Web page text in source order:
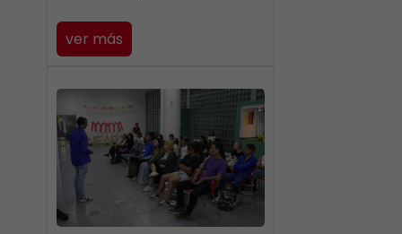
ver más